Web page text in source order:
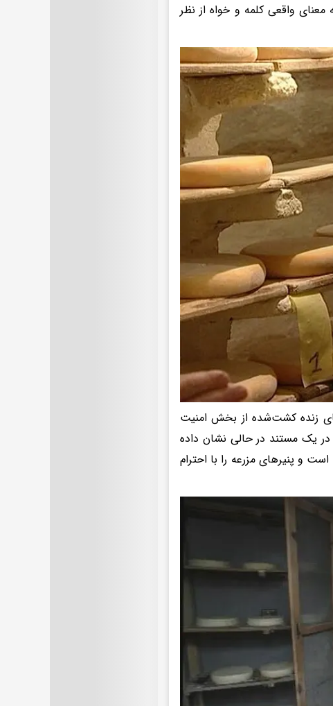
واقعی کلمه و خواه از نظر
زنده کشت‌شده از بخش‌ امنیت
در یک مستند در حالی نشان داده
و پنیرهای مزرعه را با احترام